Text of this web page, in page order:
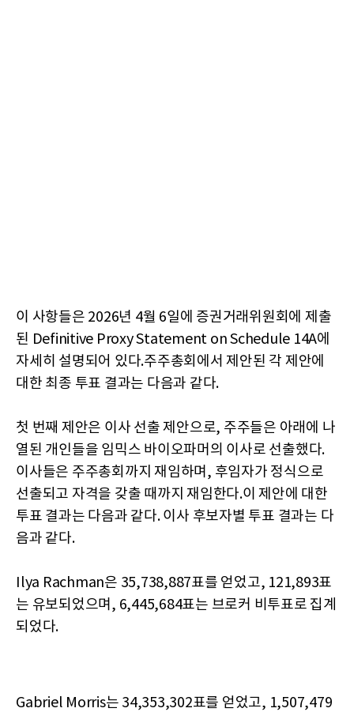
이 사항들은 2026년 4월 6일에 증권거래위원회에 제출
된 Definitive Proxy Statement on Schedule 14A에
자세히 설명되어 있다.주주총회에서 제안된 각 제안에
대한 최종 투표 결과는 다음과 같다.
첫 번째 제안은 이사 선출 제안으로, 주주들은 아래에 나
열된 개인들을 임믹스 바이오파머의 이사로 선출했다.
이사들은 주주총회까지 재임하며, 후임자가 정식으로
선출되고 자격을 갖출 때까지 재임한다.이 제안에 대한
투표 결과는 다음과 같다. 이사 후보자별 투표 결과는 다
음과 같다.
Ilya Rachman은 35,738,887표를 얻었고, 121,893표
는 유보되었으며, 6,445,684표는 브로커 비투표로 집계
되었다.
Gabriel Morris는 34,353,302표를 얻었고, 1,507,479